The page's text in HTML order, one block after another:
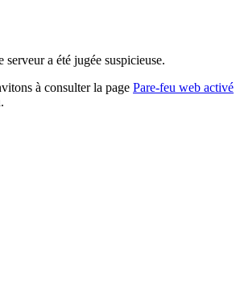
a été jugée suspicieuse.
à consulter la page Pare-feu web activé